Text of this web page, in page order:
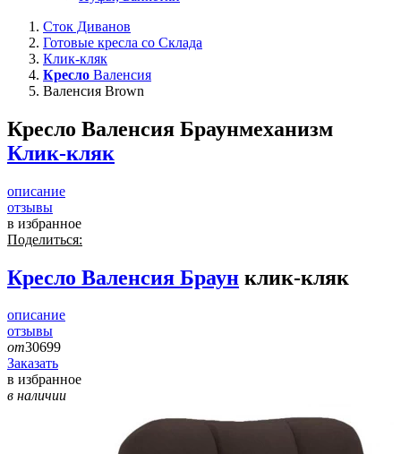
Сток Диванов
Готовые кресла со Склада
Клик-кляк
Кресло Валенсия
Валенсия Brown
Кресло Валенсия Браунмеханизм
Клик-кляк
описание
отзывы
в избранное
Поделиться:
Кресло Валенсия Браун клик-кляк
описание
отзывы
от30699
Заказать
в избранное
в наличии